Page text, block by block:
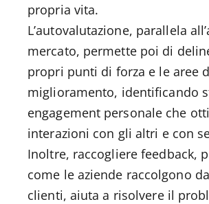
propria vita.
L’autovalutazione, parallela
mercato, permette poi di
propri punti di forza e le aree
miglioramento, identificando
engagement personale che
interazioni con gli altri e con
Inoltre, raccogliere feedback,
come le aziende raccolgono
clienti, aiuta a risolvere il